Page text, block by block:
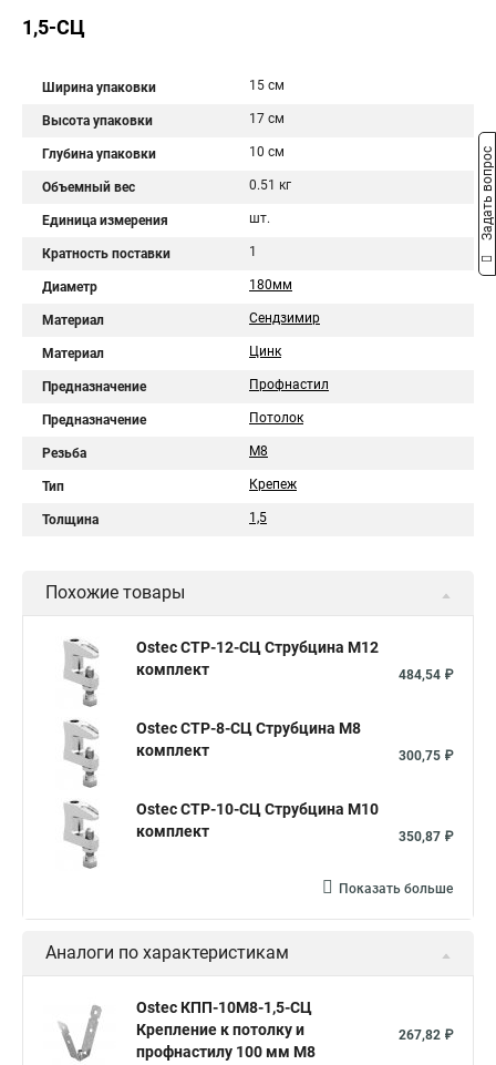
1,5-СЦ
Ширина упаковки 15 см
Высота упаковки 17 см
Глубина упаковки 10 см
Объемный вес 0.51 кг
Единица измерения шт.
Кратность поставки 1
Диаметр 180мм
Материал Сендзимир
Материал Цинк
Предназначение Профнастил
Предназначение Потолок
Резьба М8
Тип Крепеж
Толщина 1,5
Похожие товары
Ostec СТР-12-СЦ Струбцина М12
комплект
484,54 ₽
Ostec СТР-8-СЦ Струбцина М8
комплект
300,75 ₽
Ostec СТР-10-СЦ Струбцина М10
комплект
350,87 ₽
Показать больше
Аналоги по характеристикам
Ostec КПП-10М8-1,5-СЦ
Крепление к потолку и
профнастилу 100 мм М8
267,82 ₽
Задать вопрос